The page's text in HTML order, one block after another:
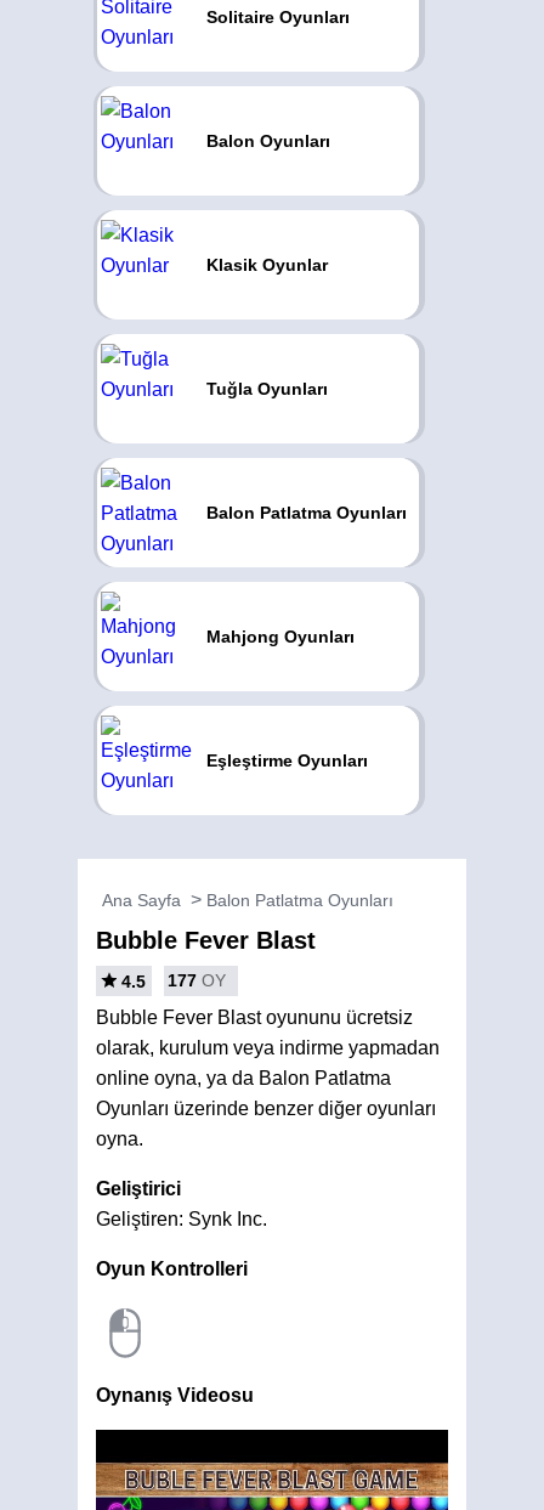
Solitaire Oyunları
Balon Oyunları
Klasik Oyunlar
Tuğla Oyunları
Balon Patlatma Oyunları
Mahjong Oyunları
Eşleştirme Oyunları
Ana Sayfa Balon Patlatma Oyunları
Bubble Fever Blast
4.5 177 OY
Bubble Fever Blast oyununu ücretsiz
olarak, kurulum veya indirme yapmadan
online oyna, ya da Balon Patlatma
Oyunları üzerinde benzer diğer oyunları
oyna.
Geliştirici
Geliştiren: Synk Inc.
Oyun Kontrolleri
Oynanış Videosu